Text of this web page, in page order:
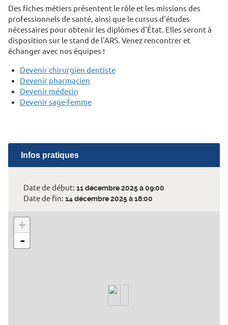
Des fiches métiers présentent le rôle et les missions des
professionnels de santé, ainsi que le cursus d'études
nécessaires pour obtenir les diplômes d'État. Elles seront à
disposition sur le stand de l'ARS. Venez rencontrer et
échanger avec nos équipes !
Devenir chirurgien dentiste
Devenir pharmacien
Devenir médecin
Devenir sage-femme
Infos pratiques
Date de début: 11 décembre 2025 à 09:00
Date de fin: 14 décembre 2025 à 18:00
+
-